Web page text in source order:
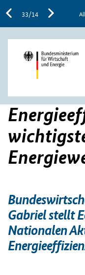
33/14
Gabriel stellt
Nationalen